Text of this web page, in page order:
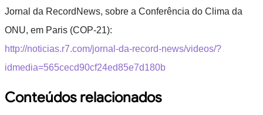
Jornal da RecordNews, sobre a Conferência do Clima da
ONU, em Paris (COP-21):
http://noticias.r7.com/jornal-da-record-news/videos/?
idmedia=565cecd90cf24ed85e7d180b
Conteúdos relacionados